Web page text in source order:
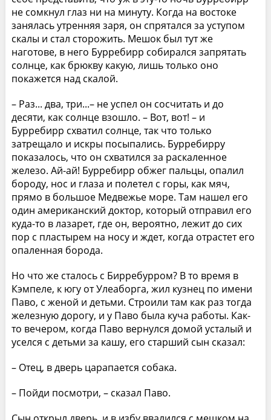
не сомкнул глаз ни на минуту. Когда на востоке
занялась утренняя заря, он спрятался за уступом
скалы и стал сторожить. Мешок был тут же
наготове, в него Бурребирр собирался запрятать
солнце, как брюкву какую, лишь только оно
покажется над скалой.
– Раз... два, три...– не успел он сосчитать и до
десяти, как солнце взошло. – Вот, вот! – и
Бурребирр схватил солнце, так что только
затрещало и искры посыпались. Бурребирру
показалось, что он схватился за раскаленное
железо. Ай-ай! Бурребирр обжег пальцы, опалил
бороду, нос и глаза и полетел с горы, как мяч,
прямо в большое Медвежье море. Там нашел его
один американский доктор, который отправил его
куда-то в лазарет, где он, вероятно, лежит до сих
пор с пластырем на носу и ждет, когда отрастет его
опаленная борода.
Но что же сталось с Бирребурром? В то время в
Кэмпеле, к югу от Улеаборга, жил кузнец по имени
Паво, с женой и детьми. Строили там как раз тогда
железную дорогу, и у Паво была куча работы. Как-
то вечером, когда Паво вернулся домой усталый и
уселся с детьми за кашу, его старший сын сказал:
– Отец, в дверь царапается собака.
– Пойди посмотри, – сказал Паво.